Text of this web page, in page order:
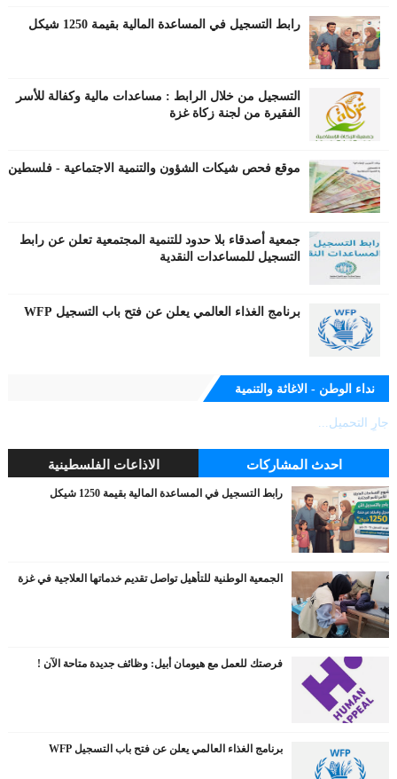
رابط التسجيل في المساعدة المالية بقيمة 1250 شيكل
التسجيل من خلال الرابط : مساعدات مالية وكفالة للأسر
الفقيرة من لجنة زكاة غزة
موقع فحص شيكات الشؤون والتنمية الاجتماعية - فلسطين
جمعية أصدقاء بلا حدود للتنمية المجتمعية تعلن عن رابط
التسجيل للمساعدات النقدية
برنامج الغذاء العالمي يعلن عن فتح باب التسجيل WFP
نداء الوطن - الاغاثة والتنمية
جارٍ التحميل...
احدث المشاركات الاذاعات الفلسطينية
رابط التسجيل في المساعدة المالية بقيمة 1250 شيكل
الجمعية الوطنية للتأهيل تواصل تقديم خدماتها العلاجية في غزة
فرصتك للعمل مع هيومان أبيل: وظائف جديدة متاحة الآن !
برنامج الغذاء العالمي يعلن عن فتح باب التسجيل WFP